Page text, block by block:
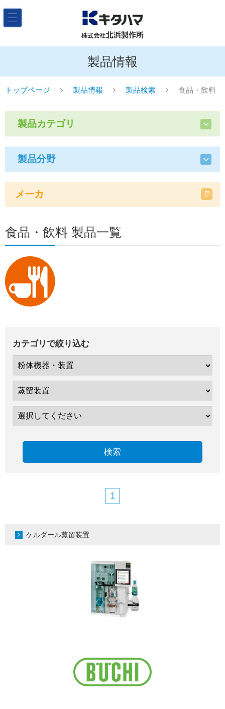
製品情報
トップページ 製品情報 製品検索 食品・飲料
製品カテゴリ
製品分野
メーカ
食品・飲料 製品一覧
カテゴリで絞り込む
検索
1
ケルダール蒸留装置